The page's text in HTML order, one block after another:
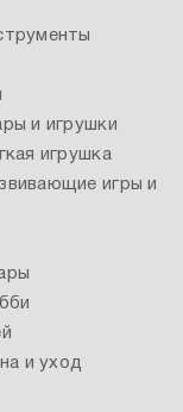
и игрушки
игрушка
игры и
и уход